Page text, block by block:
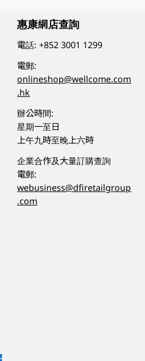
惠康網店查詢
電話:+852 3001 1299
電郵:
onlineshop@wellcome.com
.hk
辦公時間:
星期一至日
上午九時至晚上六時
企業合作及大量訂購查詢
電郵:
webusiness@dfiretailgroup
.com